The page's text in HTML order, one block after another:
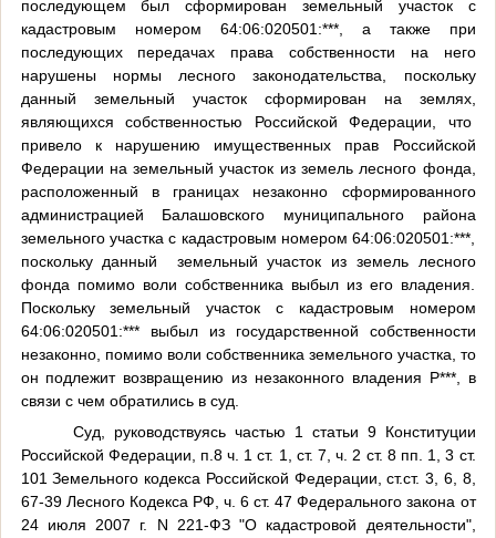
последующем был сформирован земельный участок с
кадастровым номером 64:06:020501:***, а также при
последующих передачах права собственности на него
нарушены нормы лесного законодательства, поскольку
данный земельный участок сформирован на землях,
являющихся собственностью Российской Федерации, что
привело к нарушению имущественных прав Российской
Федерации на земельный участок из земель лесного фонда,
расположенный в границах незаконно сформированного
администрацией Балашовского муниципального района
земельного участка с кадастровым номером 64:06:020501:***,
поскольку данный
земельный участок из земель лесного
фонда помимо воли собственника выбыл из его владения.
Поскольку земельный участок с кадастровым номером
64:06:020501:*** выбыл из государственной собственности
незаконно, помимо воли собственника земельного участка, то
он подлежит возвращению из незаконного владения Р***, в
связи с чем обратились в суд.
Суд, руководствуясь частью 1 статьи 9 Конституции
Российской Федерации, п.8 ч. 1 ст. 1, ст. 7, ч. 2 ст. 8 пп. 1, 3 ст.
101 Земельного кодекса Российской Федерации, ст.ст. 3, 6, 8,
67-39 Лесного Кодекса РФ, ч. 6 ст. 47 Федерального закона от
24 июля 2007 г. N 221-ФЗ "О кадастровой деятельности",